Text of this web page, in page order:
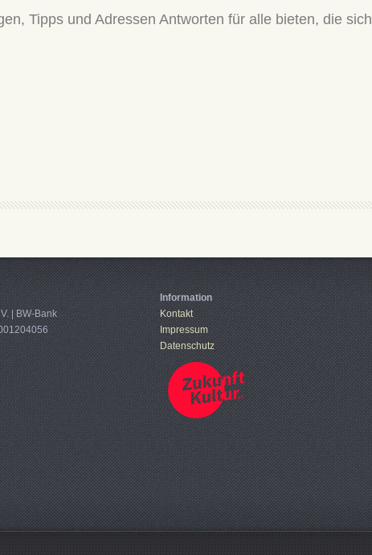
Tipps und Adressen Antworten für alle bieten, die sich
| BW-Bank
Information
Kontakt
Impressum
Datenschutz